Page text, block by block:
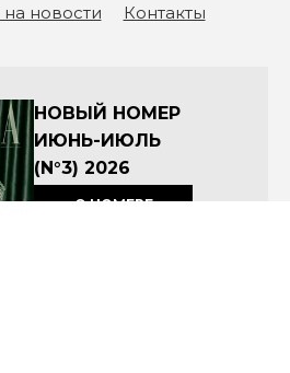
новости Контакты
НОВЫЙ НОМЕР
ИЮНЬ-ИЮЛЬ
(N°3) 2026
О НОМЕРЕ